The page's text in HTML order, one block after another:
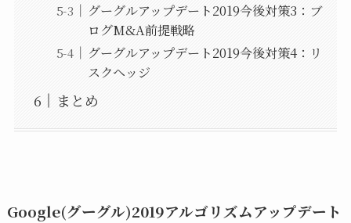
グーグルアップデート2019今後対策3：ブ
ログM&A前提戦略
グーグルアップデート2019今後対策4：リ
スクヘッジ
まとめ
Google(グーグル)2019アルゴリズムアップデート